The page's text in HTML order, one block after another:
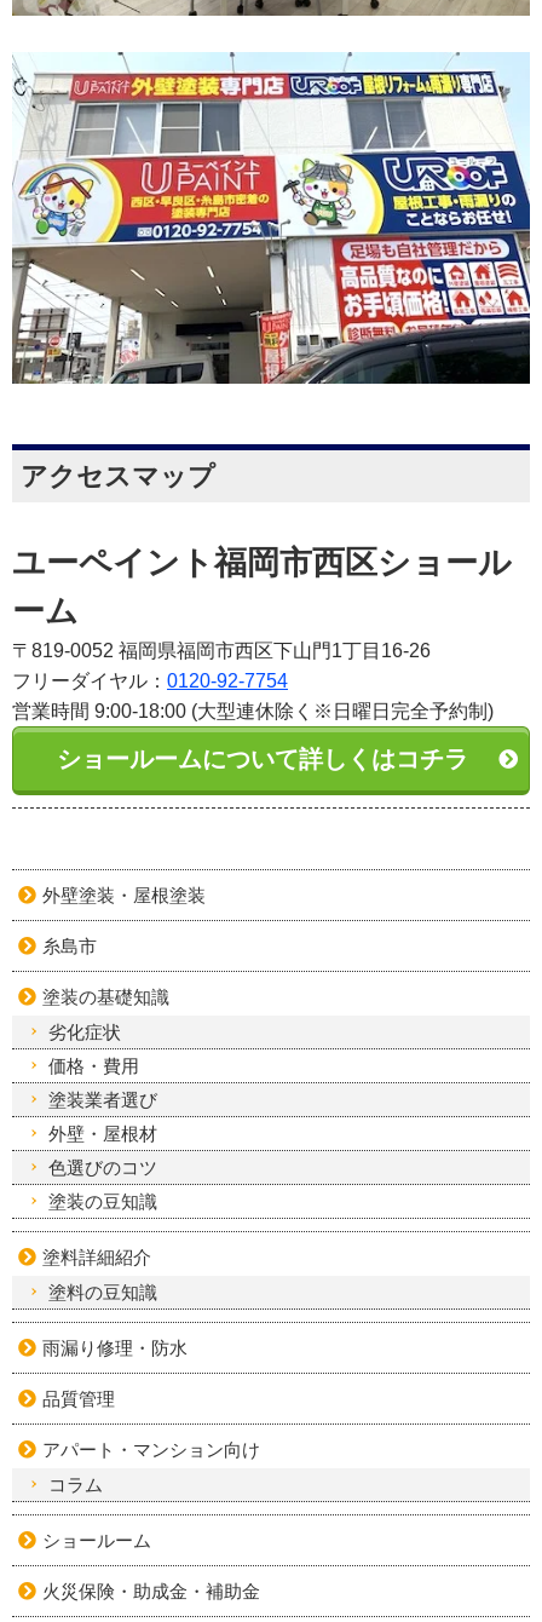
アクセスマップ
ユーペイント福岡市西区ショール
ーム
〒819-0052 福岡県福岡市西区下山門1丁目16-26
フリーダイヤル： 0120-92-7754
営業時間 9:00-18:00 (大型連休除く※日曜日完全予約制)
ショールームについて詳しくはコチラ
外壁塗装・屋根塗装
糸島市
塗装の基礎知識
劣化症状
価格・費用
塗装業者選び
外壁・屋根材
色選びのコツ
塗装の豆知識
塗料詳細紹介
塗料の豆知識
雨漏り修理・防水
品質管理
アパート・マンション向け
コラム
ショールーム
火災保険・助成金・補助金